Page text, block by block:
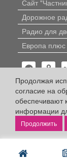
Продолжая
согласие на
обеспечивают
информации
Сайт
Дорожное
Радио для
Европа
Политика
Публикации с
«Партнёрский
Редакция сайта
информации,